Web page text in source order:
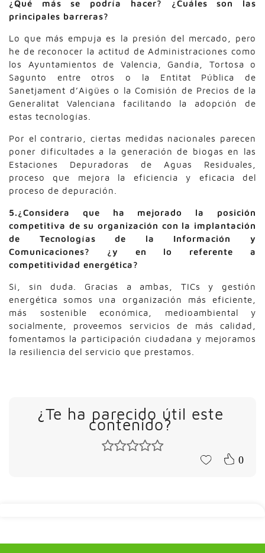
¿Qué más se podría hacer? ¿Cuáles son las
principales barreras?
Lo que más empuja es la presión del mercado, pero
he de reconocer la actitud de Administraciones como
los Ayuntamientos de Valencia, Gandía, Tortosa o
Sagunto entre otros o la Entitat Pública de
Sanetjament d’Aigües o la Comisión de Precios de la
Generalitat Valenciana facilitando la adopción de
estas tecnologías.
Por el contrario, ciertas medidas nacionales parecen
poner dificultades a la generación de biogas en las
Estaciones Depuradoras de Aguas Residuales,
proceso que mejora la eficiencia y eficacia del
proceso de depuración.
5.¿Considera que ha mejorado la posición
competitiva de su organización con la implantación
de Tecnologías de la Información y
Comunicaciones? ¿y en lo referente a
competitividad energética?
Si, sin duda. Gracias a ambas, TICs y gestión
energética somos una organización más eficiente,
más sostenible económica, medioambiental y
socialmente, proveemos servicios de más calidad,
fomentamos la participación ciudadana y mejoramos
la resiliencia del servicio que prestamos.
¿Te ha parecido útil este
contenido?
0